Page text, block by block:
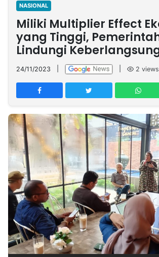
Nasional
International
Olahraga
Entertainment
Daerah
Pariwisata
Kuliner
Kolom
Network
PT
TREETAN
INDONESIA
Partner
Insight
NTB
Suara
Time
Lens
IDN
Daily
Jogja
Jalan
Rakyat
Idealita
News
Kita
Notice
Dinamikapost.com
Radar
Baru
Seedbacklink
Follow
Kabarbaru
NASIONAL
Miliki Multiplier Effect
yang Tinggi,
Lindungi
24/11/2023 2 views